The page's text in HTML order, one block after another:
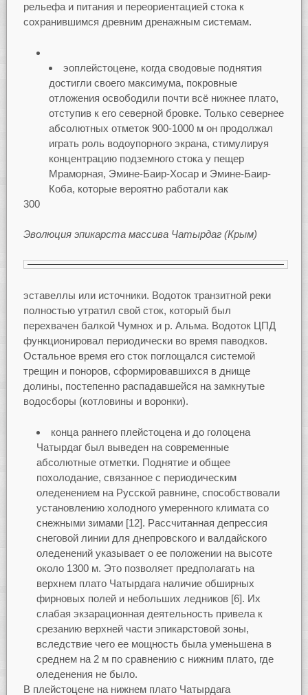
рельефа и питания и переориентацией стока к
сохранившимся древним дренажным системам.
эоплейстоцене, когда сводовые поднятия
достигли своего максимума, покровные
отложения освободили почти всё нижнее плато,
отступив к его северной бровке. Только севернее
абсолютных отметок 900-1000 м он продолжал
играть роль водоупорного экрана, стимулируя
концентрацию подземного стока у пещер
Мраморная, Эмине-Баир-Хосар и Эмине-Баир-
Коба, которые вероятно работали как
300
Эволюция эпикарста массива Чатырдаг (Крым)
эставеллы или источники. Водоток транзитной реки
полностью утратил свой сток, который был
перехвачен балкой Чумнох и р. Альма. Водоток ЦПД
функционировал периодически во время паводков.
Остальное время его сток поглощался системой
трещин и поноров, сформировавшихся в днище
долины, постепенно распадавшейся на замкнутые
водосборы (котловины и воронки).
конца раннего плейстоцена и до голоцена
Чатырдаг был выведен на современные
абсолютные отметки. Поднятие и общее
похолодание, связанное с периодическим
оледенением на Русской равнине, способствовали
установлению холодного умеренного климата со
снежными зимами [12]. Рассчитанная депрессия
снеговой линии для днепровского и валдайского
оледенений указывает о ее положении на высоте
около 1300 м. Это позволяет предполагать на
верхнем плато Чатырдага наличие обширных
фирновых полей и небольших ледников [6]. Их
слабая экзарационная деятельность привела к
срезанию верхней части эпикарстовой зоны,
вследствие чего ее мощность была уменьшена в
среднем на 2 м по сравнению с нижним плато, где
оледенения не было.
В плейстоцене на нижнем плато Чатырдага